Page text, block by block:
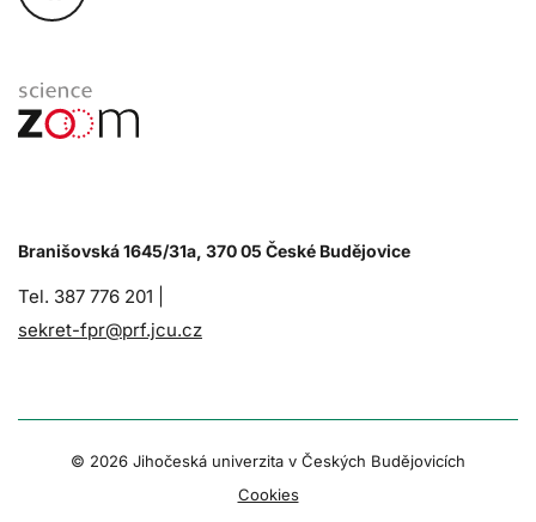
Branišovská 1645/31a, 370 05 České Budějovice
Tel. 387 776 201 |
sekret-fpr@prf.jcu.cz
© 2026 Jihočeská univerzita v Českých Budějovicích
Cookies